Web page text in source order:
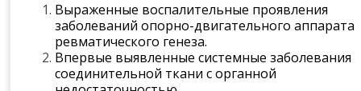
Выраженные воспалительные проявления
заболеваний опорно-двигательного аппарата
ревматического генеза.
Впервые выявленные системные заболевания
соединительной ткани с органной